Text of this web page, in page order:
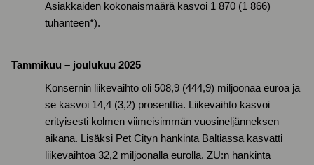
Asiakkaiden kokonaismäärä kasvoi 1 870 (1 866)
tuhanteen*).
Tammikuu – joulukuu 2025
Konsernin liikevaihto oli 508,9 (444,9) miljoonaa euroa ja
se kasvoi 14,4 (3,2) prosenttia. Liikevaihto kasvoi
erityisesti kolmen viimeisimmän vuosineljänneksen
aikana. Lisäksi Pet Cityn hankinta Baltiassa kasvatti
liikevaihtoa 32,2 miljoonalla eurolla. ZU:n hankinta